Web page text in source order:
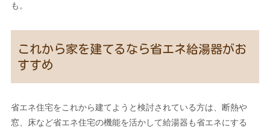
も。
これから家を建てるなら省エネ給湯器がお
すすめ
省エネ住宅をこれから建てようと検討されている方は、断熱や
窓、床など省エネ住宅の機能を活かして給湯器も省エネにする